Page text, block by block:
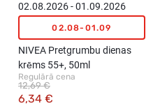
02.08.2026 - 01.09.2026
02.08-01.09
NIVEA Pretgrumbu dienas
krēms 55+, 50ml
Regulārā cena
6,34 €
12,69 €